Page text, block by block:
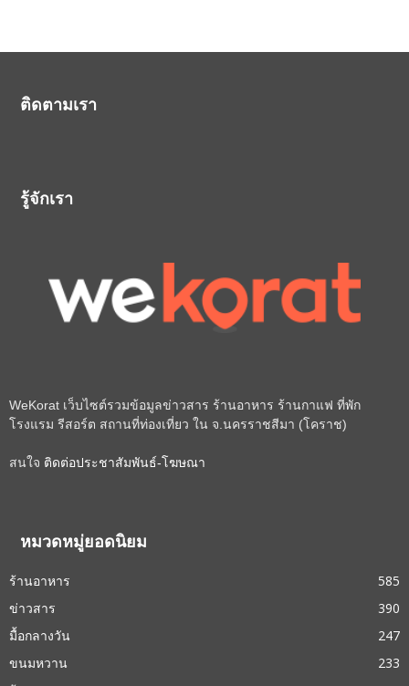
ติดตามเรา
รู้จักเรา
WeKorat เว็บไซต์รวมข้อมูลข่าวสาร ร้านอาหาร ร้านกาแฟ ที่พัก
โรงแรม รีสอร์ต สถานที่ท่องเที่ยว ใน จ.นครราชสีมา (โคราช)
สนใจ ติดต่อประชาสัมพันธ์-โฆษณา
หมวดหมู่ยอดนิยม
ร้านอาหาร
585
ข่าวสาร
390
มื้อกลางวัน
247
ขนมหวาน
233